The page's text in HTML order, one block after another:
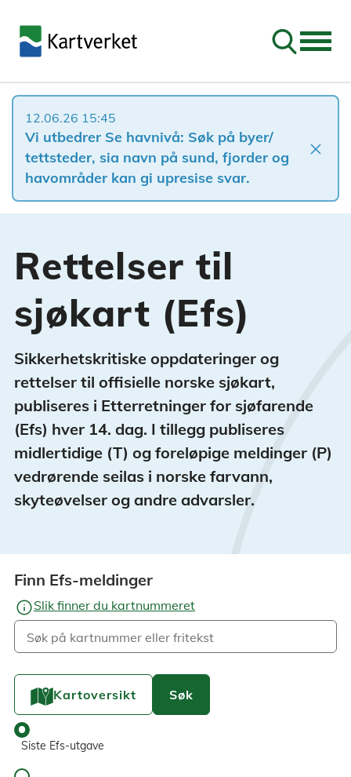
Søk
12.06.26 15:45
Vi utbedrer Se havnivå: Søk på byer/
tettsteder, sia navn på sund, fjorder og
havområder kan gi upresise svar.
close
Rettelser til
sjøkart (Efs)
Sikkerhetskritiske oppdateringer og
rettelser til offisielle norske sjøkart,
publiseres i Etterretninger for sjøfarende
(Efs) hver 14. dag. I tillegg publiseres
midlertidige (T) og foreløpige meldinger (P)
vedrørende seilas i norske farvann,
skyteøvelser og andre advarsler.
Finn Efs-meldinger
infoSlik finner du kartnummeret
Kartoversikt Søk
Siste Efs-utgave